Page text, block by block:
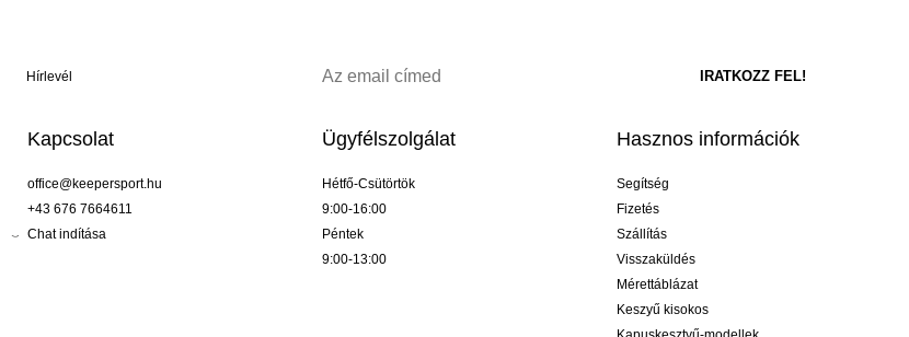
Hírlevél
Kapcsolat
office@keepersport.hu
+43 676 7664611
Chat indítása
Ügyfélszolgálat
Hétfő-Csütörtök
9:00-16:00
Péntek
9:00-13:00
Hasznos információk
Segítség
Fizetés
Szállítás
Visszaküldés
Mérettáblázat
Keszyű kisokos